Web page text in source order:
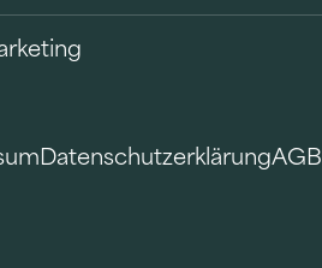
DatenschutzerklärungAGB